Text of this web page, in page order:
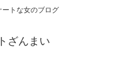
トな女のブログ
ざんまい